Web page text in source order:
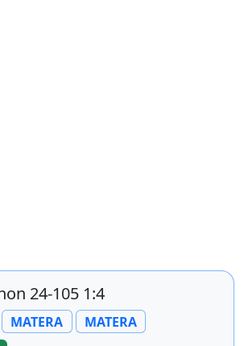
24-105 1:4
MATERA
MATERA